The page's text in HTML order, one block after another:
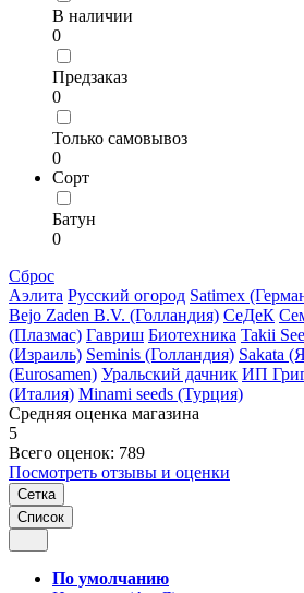
В наличии
0
Предзаказ
0
Только самовывоз
0
Сорт
Батун
0
Сброс
Аэлита Русский огород Satimex
Bejo Zaden B.V. (Голландия) СеДеК
(Плазмас) Гавриш Биотехника Takii
(Израиль) Seminis (Голландия) Sakata
(Eurosamen) Уральский дачник ИП
(Италия) Minami seeds (Турция)
Средняя оценка магазина
5
Всего оценок: 789
Посмотреть отзывы и оценки
Сетка
Список
По умолчанию